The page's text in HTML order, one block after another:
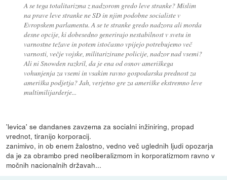
A se tega totalitarizma z nadzorom gredo leve stranke? Mislim
na prave leve stranke ne SD in njim podobne socialiste v
Evropskem parlamentu. A se te stranke gredo nadzora ali morda
desne opcije, ki dobesedno generirajo nestabilnost v svetu in
varnostne težave in potem istočasno vpijejo potrebujemo več
varnosti, večje vojske, militarizirane policije, nadzor nad vsemi?
Ali ni Snowden razkril, da je ena od osnov ameriškega
vohunjenja za vsemi in vsakim ravno gospodarska prednost za
ameriška podjetja? Jah, verjetno gre za ameriške ekstremno leve
multimilijarderje...
'levica' se dandanes zavzema za socialni inžiniring, propad
vrednot, tiranijo korporacij.
zanimivo, in ob enem žalostno, vedno več uglednih ljudi opozarja
da je za obrambo pred neoliberalizmom in korporatizmom ravno v
močnih nacionalnih državah...